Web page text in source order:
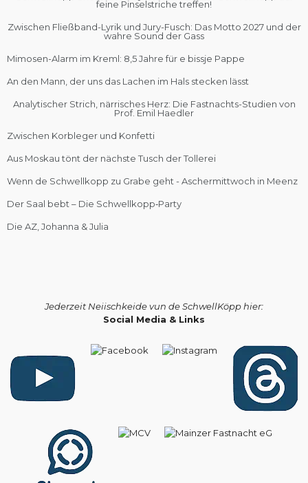
feine Pinselstriche treffen!
Zwischen Fließband-Lyrik und Jury-Fusch: Das Motto 2027 und der
wahre Sound der Gass
Mimosen-Alarm im Kreml: 8,5 Jahre für e bissje Pappe
An den Mann, der uns das Lachen im Hals stecken lässt
Analytischer Strich, närrisches Herz: Die Fastnachts-Studien von
Prof. Emil Haedler
Zwischen Korbleger und Konfetti
Aus Moskau tönt der nächste Tusch der Tollerei
Wenn de Schwellkopp zu Grabe geht - Aschermittwoch in Meenz
Der Saal bebt – Die Schwellkopp‑Party
Die AZ, Johanna & Julia
Jederzeit Neiischkeide vun de SchwellKöpp hier:
Social Media & Links